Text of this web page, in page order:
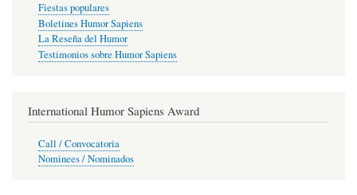
Fiestas populares
Boletines Humor Sapiens
La Reseña del Humor
Testimonios sobre Humor Sapiens
International Humor Sapiens Award
Call / Convocatoria
Nominees / Nominados